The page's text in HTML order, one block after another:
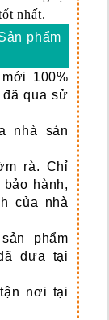
nhất.
phẩm
100%
đã qua sử
nhà sản
rà. Chỉ
hành,
của nhà
phẩm
đưa tại
nơi tại